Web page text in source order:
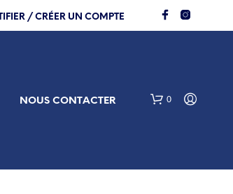
/ CRÉER UN COMPTE
NOUS CONTACTER 0